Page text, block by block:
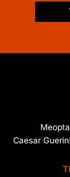
Caesar